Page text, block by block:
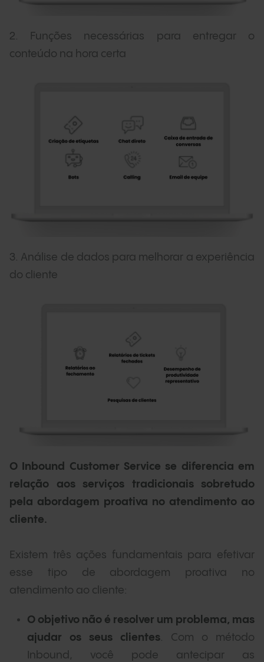
2. Funções necessárias para entregar o
conteúdo na hora certa
3. Análise de dados para melhorar a experiência
do cliente
O Inbound Customer Service se diferencia em
relação aos serviços tradicionais sobretudo
pela abordagem proativa no atendimento ao
cliente.
Existem três ações fundamentais para efetivar
esse tipo de abordagem proativa no
atendimento ao cliente:
O objetivo não é resolver um problema, mas
ajudar os seus clientes. Com o método
Inbound, você pode antecipar as